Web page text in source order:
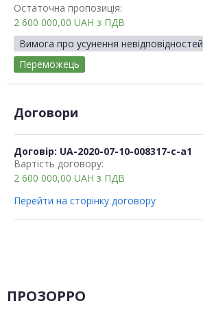
Остаточна пропозиція:
2 600 000,00 UAH з ПДВ
Вимога про усунення невідповідностей
Переможець
Договори
Договір: UA-2020-07-10-008317-c-a1
Вартість договору:
2 600 000,00 UAH з ПДВ
Перейти на сторінку договору
ПРОЗОРРО